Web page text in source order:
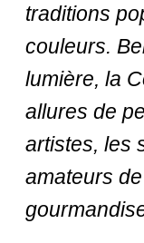
traditions
couleurs.
lumière, la
allures de
artistes, les
amateurs